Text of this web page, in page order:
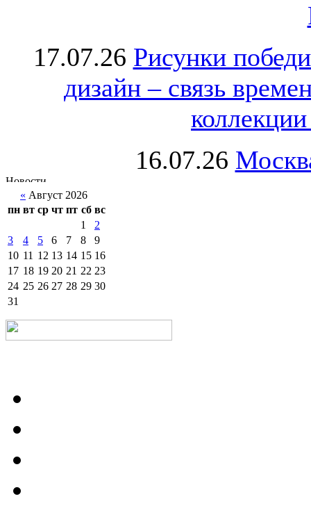
17.07.26 Рисунки
дизайн – связь
16.07.26
« Август 2026
пн вт ср чт пт сб вс
1
2
3
4 5 6 7 8
9
10 11 12 13 14 15 16
17 18 19 20 21 22 23
24 25 26 27 28 29 30
31